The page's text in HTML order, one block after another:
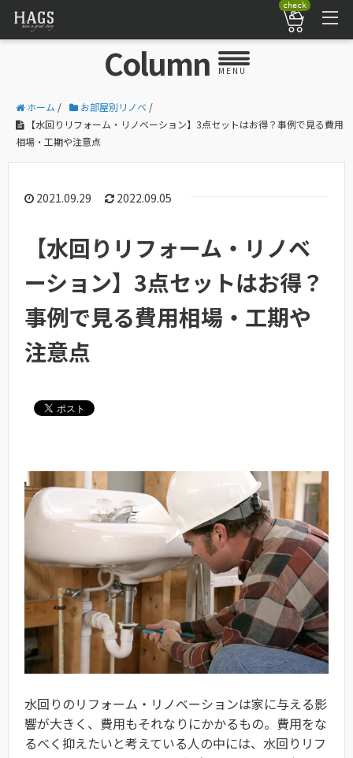
check
Column MENU
ホーム / お部屋別リノベ /
【水回りリフォーム・リノベーション】3点セットはお得？事例で見る費用
相場・工期や注意点
2021.09.29 2022.09.05
【水回りリフォーム・リノベ
ーション】3点セットはお得？
事例で見る費用相場・工期や
注意点
水回りのリフォーム・リノベーションは家に与える影
響が大きく、費用もそれなりにかかるもの。費用をな
るべく抑えたいと考えている人の中には、水回りリフ